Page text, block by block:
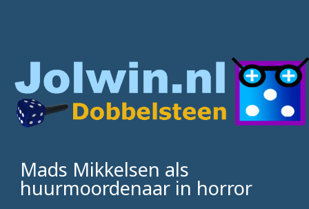
Mads Mikkelsen als
huurmoordenaar in horror